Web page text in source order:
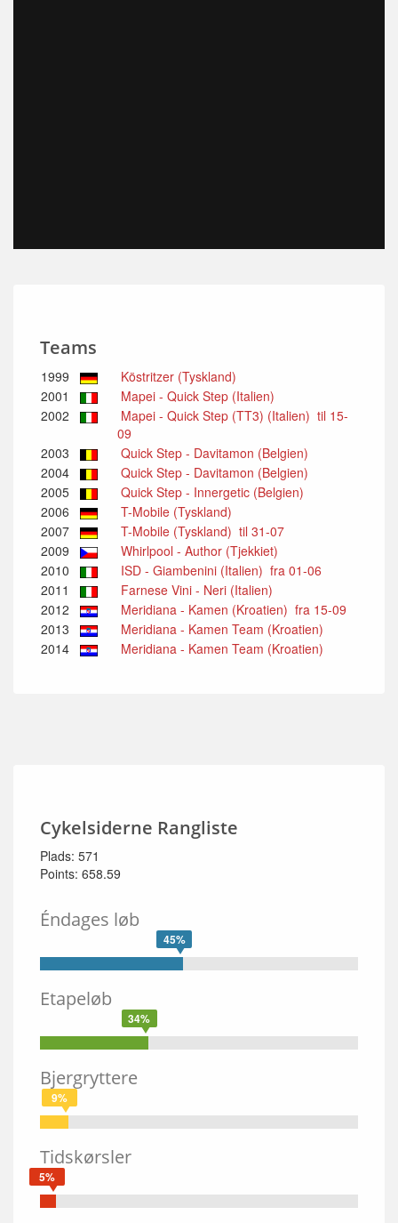
Teams
1999
Köstritzer (Tyskland)
2001
Mapei - Quick Step (Italien)
2002
Mapei - Quick Step (TT3) (Italien) til 15-
09
2003
Quick Step - Davitamon (Belgien)
2004
Quick Step - Davitamon (Belgien)
2005
Quick Step - Innergetic (Belgien)
2006
T-Mobile (Tyskland)
2007
T-Mobile (Tyskland) til 31-07
2009
Whirlpool - Author (Tjekkiet)
2010
ISD - Giambenini (Italien) fra 01-06
2011
Farnese Vini - Neri (Italien)
2012
Meridiana - Kamen (Kroatien) fra 15-09
2013
Meridiana - Kamen Team (Kroatien)
2014
Meridiana - Kamen Team (Kroatien)
Cykelsiderne Rangliste
Plads: 571
Points: 658.59
Éndages løb
45%
Etapeløb
34%
Bjergryttere
9%
Tidskørsler
5%